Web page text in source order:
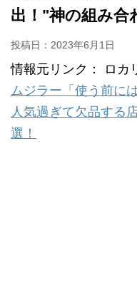
出！"神の組み合
投稿日： 2023年6月1日
情報元リンク： ロカ
ムジラー「使う前に
人気過ぎて欠品する
選！